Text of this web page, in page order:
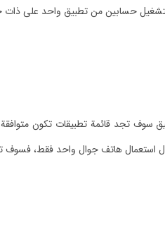
حسابين من تطبيق واحد على ذات
سوف تجد قائمة تطبيقات تكون
هاتف جوال واحد فقط، فسوف